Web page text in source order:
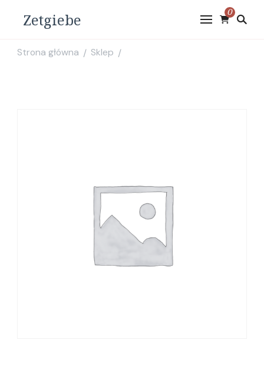
Zetgiebe 0
Strona główna / Sklep /